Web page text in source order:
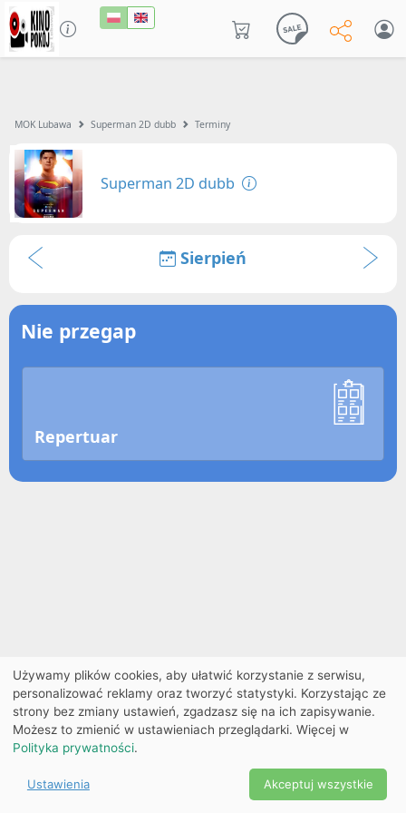
MOK Lubawa Superman 2D dubb Terminy
Superman 2D dubb
Sierpień
Nie przegap
Repertuar
Ekobilet2026 |
Ustawienia
cookies
2026
Używamy plików cookies, aby ułatwić korzystanie z serwisu,
personalizować reklamy oraz tworzyć statystyki. Korzystając ze
strony bez zmiany ustawień, zgadzasz się na ich zapisywanie.
Możesz to zmienić w ustawieniach przeglądarki. Więcej w
Polityka prywatności.
Ustawienia Akceptuj wszystkie